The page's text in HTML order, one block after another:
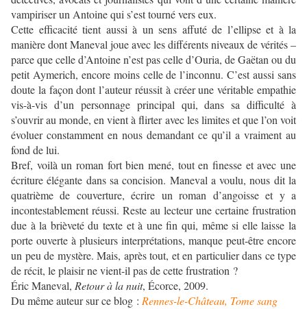
vampiriser un Antoine qui s’est tourné vers eux.
Cette efficacité tient aussi à un sens affuté de l’ellipse et à la
manière dont Maneval joue avec les différents niveaux de vérités –
parce que celle d’Antoine n’est pas celle d’Ouria, de Gaëtan ou du
petit Aymerich, encore moins celle de l’inconnu. C’est aussi sans
doute la façon dont l’auteur réussit à créer une véritable empathie
vis-à-vis d’un personnage principal qui, dans sa difficulté à
s’ouvrir au monde, en vient à flirter avec les limites et que l’on voit
évoluer constamment en nous demandant ce qu’il a vraiment au
fond de lui.
Bref, voilà un roman fort bien mené, tout en finesse et avec une
écriture élégante dans sa concision. Maneval a voulu, nous dit la
quatrième de couverture, écrire un roman d’angoisse et y a
incontestablement réussi. Reste au lecteur une certaine frustration
due à la brièveté du texte et à une fin qui, même si elle laisse la
porte ouverte à plusieurs interprétations, manque peut-être encore
un peu de mystère. Mais, après tout, et en particulier dans ce type
de récit, le plaisir ne vient-il pas de cette frustration ?
Éric Maneval, Retour à la nuit, Écorce, 2009.
Du même auteur sur ce blog : Rennes-le-Château, Tome sang